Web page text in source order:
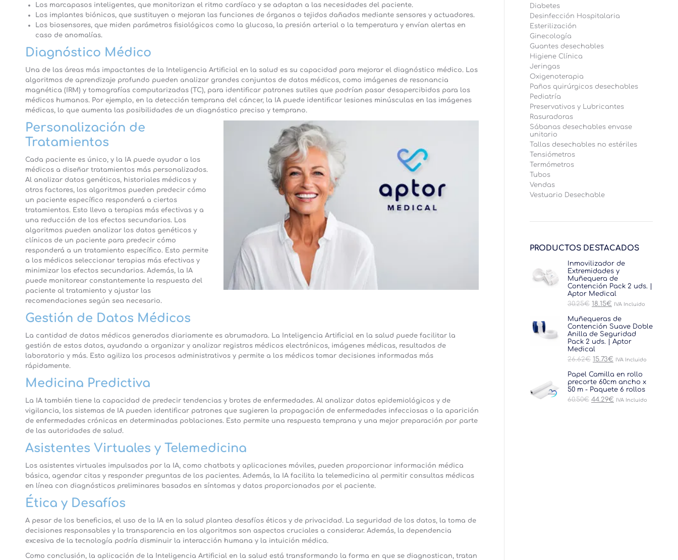
Los marcapasos inteligentes, que monitorizan el ritmo cardíaco y se adaptan a las necesidades del paciente.
Los implantes biónicos, que sustituyen o mejoran las funciones de órganos o tejidos dañados mediante sensores y actuadores.
Los biosensores, que miden parámetros fisiológicos como la glucosa, la presión arterial o la temperatura y envían alertas en
caso de anomalías.
Diagnóstico Médico
Una de las áreas más impactantes de la Inteligencia Artificial en la salud es su capacidad para mejorar el diagnóstico médico. Los
algoritmos de aprendizaje profundo pueden analizar grandes conjuntos de datos médicos, como imágenes de resonancia
magnética (IRM) y tomografías computarizadas (TC), para identificar patrones sutiles que podrían pasar desapercibidos para los
médicos humanos. Por ejemplo, en la detección temprana del cáncer, la IA puede identificar lesiones minúsculas en las imágenes
médicas, lo que aumenta las posibilidades de un diagnóstico preciso y temprano.
Personalización de
Tratamientos
Cada paciente es único, y la IA puede ayudar a los
médicos a diseñar tratamientos más personalizados.
Al analizar datos genéticos, historiales médicos y
otros factores, los algoritmos pueden predecir cómo
un paciente específico responderá a ciertos
tratamientos. Esto lleva a terapias más efectivas y a
una reducción de los efectos secundarios. Los
algoritmos pueden analizar los datos genéticos y
clínicos de un paciente para predecir cómo
responderá a un tratamiento específico. Esto permite
a los médicos seleccionar terapias más efectivas y
minimizar los efectos secundarios. Además, la IA
puede monitorear constantemente la respuesta del
paciente al tratamiento y ajustar las
recomendaciones según sea necesario.
Gestión de Datos Médicos
La cantidad de datos médicos generados diariamente es abrumadora. La Inteligencia Artificial en la salud puede facilitar la
gestión de estos datos, ayudando a organizar y analizar registros médicos electrónicos, imágenes médicas, resultados de
laboratorio y más. Esto agiliza los procesos administrativos y permite a los médicos tomar decisiones informadas más
rápidamente.
Medicina Predictiva
La IA también tiene la capacidad de predecir tendencias y brotes de enfermedades. Al analizar datos epidemiológicos y de
vigilancia, los sistemas de IA pueden identificar patrones que sugieren la propagación de enfermedades infecciosas o la aparición
de enfermedades crónicas en determinadas poblaciones. Esto permite una respuesta temprana y una mejor preparación por parte
de las autoridades de salud.
Asistentes Virtuales y Telemedicina
Los asistentes virtuales impulsados por la IA, como chatbots y aplicaciones móviles, pueden proporcionar información médica
básica, agendar citas y responder preguntas de los pacientes. Además, la IA facilita la telemedicina al permitir consultas médicas
en línea con diagnósticos preliminares basados en síntomas y datos proporcionados por el paciente.
Ética y Desafíos
A pesar de los beneficios, el uso de la IA en la salud plantea desafíos éticos y de privacidad. La seguridad de los datos, la toma de
decisiones responsables y la transparencia en los algoritmos son aspectos cruciales a considerar. Además, la dependencia
excesiva de la tecnología podría disminuir la interacción humana y la intuición médica.
Como conclusión, la aplicación de la Inteligencia Artificial en la salud está transformando la forma en que se diagnostican, tratan
Diabetes
Desinfección Hospitalaria
Esterilización
Ginecología
Guantes desechables
Higiene Clínica
Jeringas
Oxigenoterapia
Paños quirúrgicos desechables
Pediatría
Preservativos y Lubricantes
Rasuradoras
Sábanas desechables envase
unitario
Tallas desechables no estériles
Tensiómetros
Termómetros
Tubos
Vendas
Vestuario Desechable
PRODUCTOS DESTACADOS
Inmovilizador de
Extremidades y
Muñequera de
Contención Pack 2 uds. |
Aptor Medical
30.25€ El
original
era:
30.25€.
18.15€ El
actual
es:
18.15€.
IVA Incluido
Muñequeras de
Contención Suave Doble
Anilla de Seguridad
Pack 2 uds. | Aptor
Medical
26.62€ El
original
era:
26.62€.
15.73€ El
actual
es:
15.73€.
IVA Incluido
Papel Camilla en rollo
precorte 60cm ancho x
50 m - Paquete 6 rollos
60.50€ El
44.29€ El
IVA Incluido